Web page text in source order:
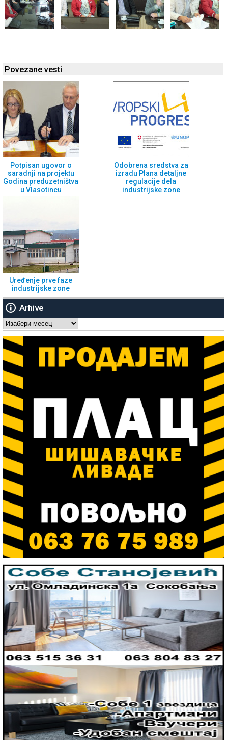
Povezane vesti
Potpisan ugovor o
saradnji na projektu
Godina preduzetništva
u Vlasotincu
Odobrena sredstva za
izradu Plana detaljne
regulacije dela
industrijske zone
Uređenje prve faze
industrijske zone
Arhive
Arhive